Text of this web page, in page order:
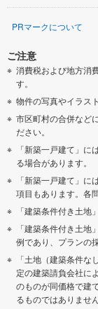
PRマークについて
ご注意
消費税および地方消
す。
物件の写真やイラス
市区町村の合併など
ださい。
「新築一戸建て」
る場合があります。
「新築一戸建て」
項目もあります。各
「建築条件付き土地
「建築条件付き土
例であり、プランの
「土地（建築条件
定の建築請負会社に
のものが同価格で建
るものではありません